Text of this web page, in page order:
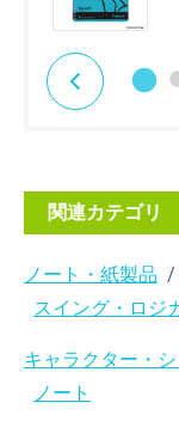
関連カテゴリ
ノート・紙製品
スイング・ロジ
キャラクター・
ノート